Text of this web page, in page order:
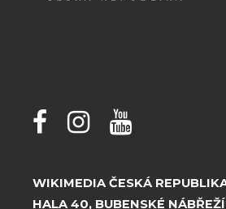
WIKIMEDIA ČESKÁ
HALA 40, BUBENSKÉ